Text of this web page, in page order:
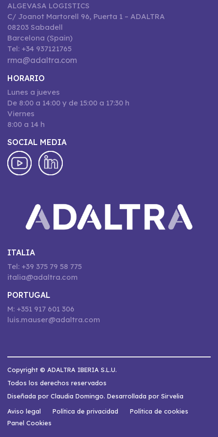
ALGEVASA LOGISTICS
C/ Joanot Martorell 96, Puerta 1 – ADALTRA
08203 Sabadell
Barcelona (Spain)
Tel: +34 937121765
rma@adaltra.com
HORARIO
Lunes a jueves
De 8:00 a 14:00 y de 15:00 a 17:30 h
Viernes
8:00 a 14 h
SOCIAL MEDIA
ITALIA
Tel: +39 375 79 58 775
italia@adaltra.com
PORTUGAL
M: +351 917 601 306
luis.mauser@adaltra.com
Copyright © ADALTRA IBERIA S.L.U.
Todos los derechos reservados
Diseñada por Claudia Domingo. Desarrollada por Sirvelia
Aviso legal
Política de privacidad
Política de cookies
Panel Cookies